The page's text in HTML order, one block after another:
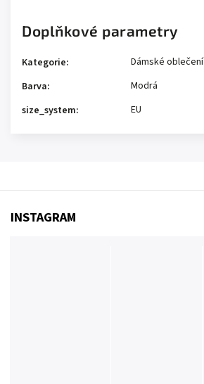
Doplňkové parametry
Kategorie:
Dámské oblečení
Barva:
Modrá
size_system: EU
INSTAGRAM